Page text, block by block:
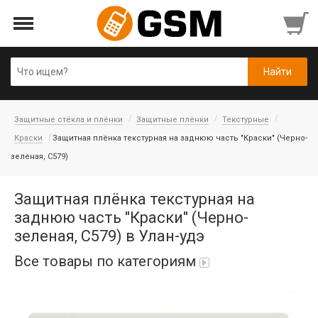
Защитные стёкла и плёнки Защитные плёнки
Текстурные
Краски
Защитная плёнка текстурная на заднюю часть "Краски" (Черно-
зеленая, C579)
Защитная плёнка текстурная на
заднюю часть "Краски" (Черно-
зеленая, C579) в Улан-удэ
Все товары по категориям